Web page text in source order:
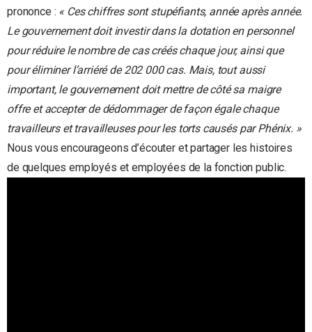
prononce : « Ces chiffres sont stupéfiants, année après année.
Le gouvernement doit investir dans la dotation en personnel
pour réduire le nombre de cas créés chaque jour, ainsi que
pour éliminer l’arriéré de 202 000 cas. Mais, tout aussi
important, le gouvernement doit mettre de côté sa maigre
offre et accepter de dédommager de façon égale chaque
travailleurs et travailleuses pour les torts causés par Phénix. »
Nous vous encourageons d’écouter et partager les histoires
de quelques employés et employées de la fonction public.